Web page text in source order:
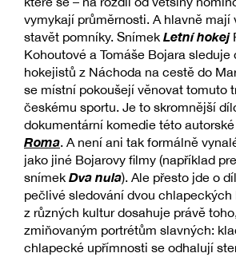
vymykají průměrnosti. A hlavně mají
stavět pomníky. Snímek Letní hokej
Kohoutové a Tomáše Bojara sleduje
hokejistů z Náchoda na cestě do
se místní pokoušejí věnovat tomuto
českému sportu. Je to skromnější
dokumentární komedie této
Roma. A není ani tak formálně
jako jiné Bojarovy filmy (například
snímek Dva nula). Ale přesto jde o
pečlivé sledování dvou chlapeckých
z různých kultur dosahuje právě
zmiňovaným portrétům slavných:
chlapecké upřímnosti se odhalují